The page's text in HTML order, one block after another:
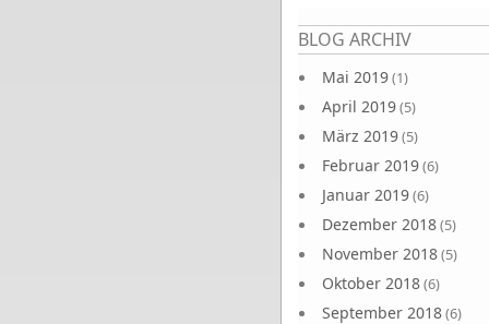
BLOG ARCHIV
Mai 2019(1)
April 2019(5)
März 2019(5)
Februar 2019(6)
Januar 2019(6)
Dezember 2018(5)
November 2018(5)
Oktober 2018(6)
September 2018(6)
Seiten